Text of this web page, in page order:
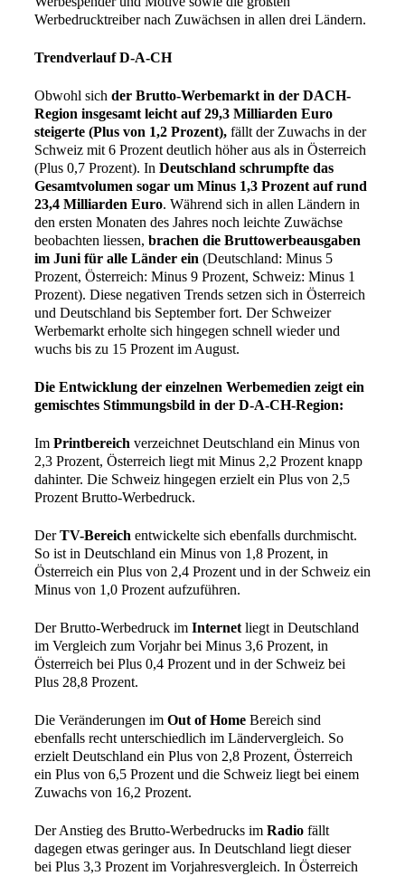
Werbedrucktreiber nach Zuwächsen in allen drei Ländern.
Trendverlauf D-A-CH
Obwohl sich der Brutto-Werbemarkt in der DACH-
Region insgesamt leicht auf 29,3 Milliarden Euro
steigerte (Plus von 1,2 Prozent), fällt der Zuwachs in der
Schweiz mit 6 Prozent deutlich höher aus als in Österreich
(Plus 0,7 Prozent). In Deutschland schrumpfte das
Gesamtvolumen sogar um Minus 1,3 Prozent auf rund
23,4 Milliarden Euro. Während sich in allen Ländern in
den ersten Monaten des Jahres noch leichte Zuwächse
beobachten liessen, brachen die Bruttowerbeausgaben
im Juni für alle Länder ein (Deutschland: Minus 5
Prozent, Österreich: Minus 9 Prozent, Schweiz: Minus 1
Prozent). Diese negativen Trends setzen sich in Österreich
und Deutschland bis September fort. Der Schweizer
Werbemarkt erholte sich hingegen schnell wieder und
wuchs bis zu 15 Prozent im August.
Die Entwicklung der einzelnen Werbemedien zeigt ein
gemischtes Stimmungsbild in der D-A-CH-Region:
Im Printbereich verzeichnet Deutschland ein Minus von
2,3 Prozent, Österreich liegt mit Minus 2,2 Prozent knapp
dahinter. Die Schweiz hingegen erzielt ein Plus von 2,5
Prozent Brutto-Werbedruck.
DerTV-Bereich entwickelte sich ebenfalls durchmischt.
So ist in Deutschland ein Minus von 1,8 Prozent, in
Österreich ein Plus von 2,4 Prozent und in der Schweiz ein
Minus von 1,0 Prozent aufzuführen.
Der Brutto-Werbedruck im Internet liegt in Deutschland
im Vergleich zum Vorjahr bei Minus 3,6 Prozent, in
Österreich bei Plus 0,4 Prozent und in der Schweiz bei
Plus 28,8 Prozent.
Die Veränderungen im Out of Home Bereich sind
ebenfalls recht unterschiedlich im Ländervergleich. So
erzielt Deutschland ein Plus von 2,8 Prozent, Österreich
ein Plus von 6,5 Prozent und die Schweiz liegt bei einem
Zuwachs von 16,2 Prozent.
Der Anstieg des Brutto-Werbedrucks im Radio fällt
dagegen etwas geringer aus. In Deutschland liegt dieser
bei Plus 3,3 Prozent im Vorjahresvergleich. In Österreich